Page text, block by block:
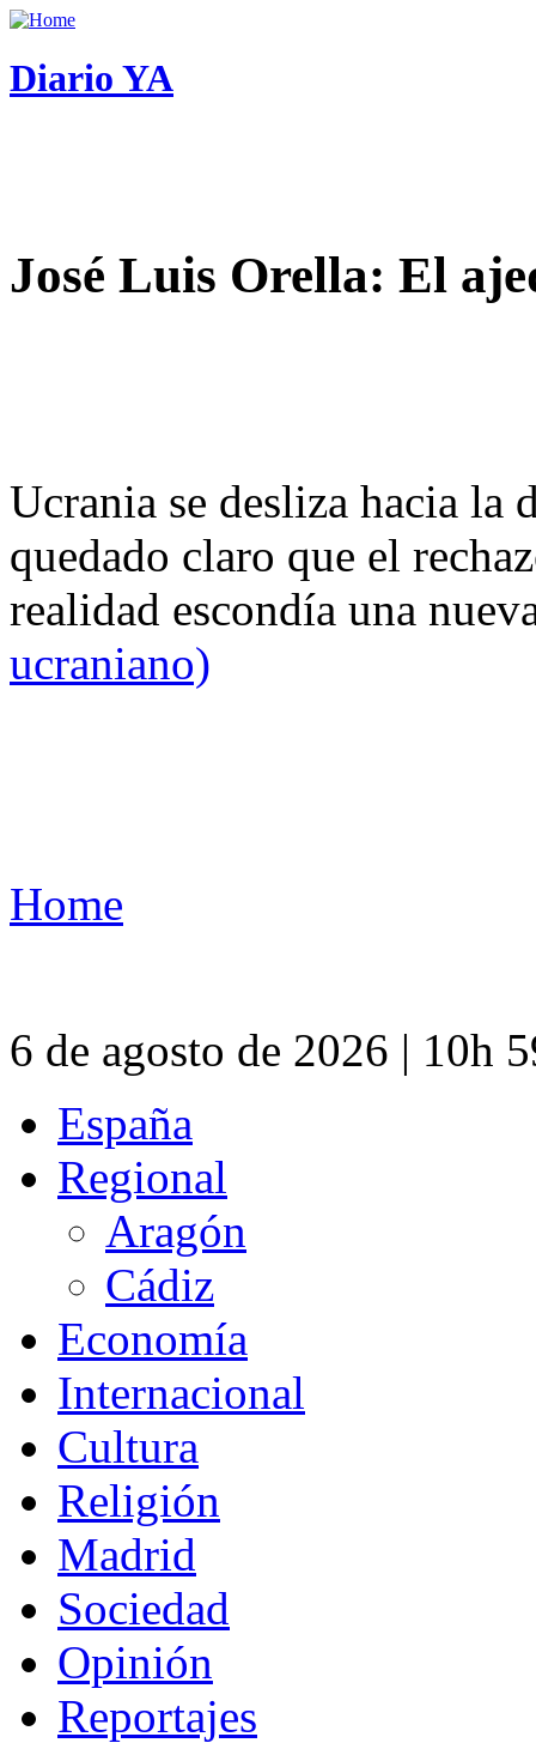
Diario YA
José Luis Orella: El
Ucrania se desliza hacia
quedado claro que el
realidad escondía una
ucraniano)
Home
6 de agosto de 2026 | 10h
España
Regional
Aragón
Cádiz
Economía
Internacional
Cultura
Religión
Madrid
Sociedad
Opinión
Reportajes